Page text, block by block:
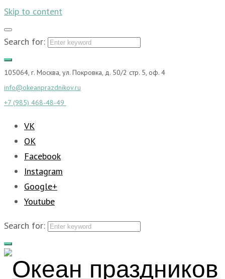
Skip to content
Search for:
105064, г. Москва, ул. Покровка, д. 50/2 стр. 5, оф. 4
info@okeanprazdnikov.ru
+7 (985) 468-48-49
VK
OK
Facebook
Instagram
Google+
Youtube
Search for: